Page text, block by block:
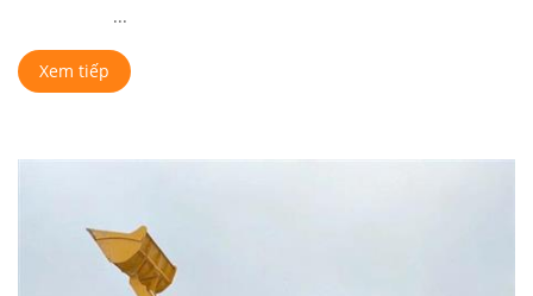
...
Xem tiếp